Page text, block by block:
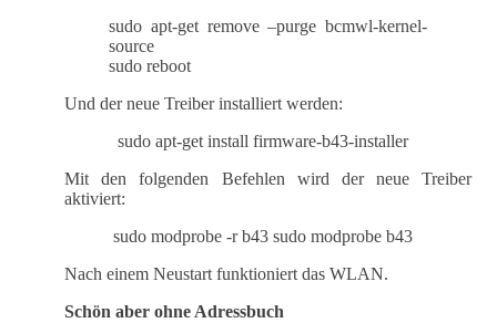
sudo apt-get remove –purge bcmwl-kernel-
source
sudo reboot
Und der neue Treiber installiert werden:
sudo apt-get install firmware-b43-installer
Mit den folgenden Befehlen wird der neue Treiber
aktiviert:
sudo modprobe -r b43 sudo modprobe b43
Nach einem Neustart funktioniert das WLAN.
Schön aber ohne Adressbuch